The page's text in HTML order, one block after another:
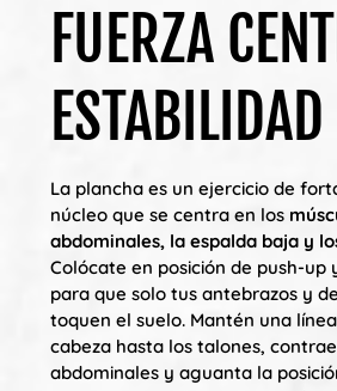
FUERZA
ESTABILIDAD
La plancha es un ejercicio de
núcleo que se centra en los
abdominales, la espalda baja y
Colócate en posición de push-up
para que solo tus antebrazos y
toquen el suelo. Mantén una
cabeza hasta los talones,
abdominales y aguanta la